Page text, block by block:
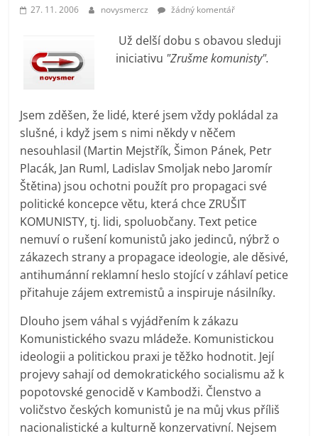
prospívá?
27. 11. 2006 novysmercz žádný komentář
Už delší dobu s obavou sleduji
iniciativu "Zrušme komunisty".
Jsem zděšen, že lidé, které jsem vždy pokládal za
slušné, i když jsem s nimi někdy v něčem
nesouhlasil (Martin Mejstřík, Šimon Pánek, Petr
Placák, Jan Ruml, Ladislav Smoljak nebo Jaromír
Štětina) jsou ochotni použít pro propagaci své
politické koncepce větu, která chce ZRUŠIT
KOMUNISTY, tj. lidi, spoluobčany. Text petice
nemuví o rušení komunistů jako jedinců, nýbrž o
zákazech strany a propagace ideologie, ale děsivé,
antihumánní reklamní heslo stojící v záhlaví petice
přitahuje zájem extremistů a inspiruje násilníky.
Dlouho jsem váhal s vyjádřením k zákazu
Komunistického svazu mládeže. Komunistickou
ideologii a politickou praxi je těžko hodnotit. Její
projevy sahají od demokratického socialismu až k
popotovské genocidě v Kambodži. Členstvo a
voličstvo českých komunistů je na můj vkus příliš
nacionalistické a kulturně konzervativní. Nejsem